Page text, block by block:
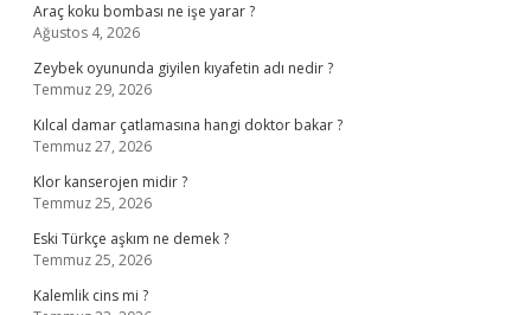
Araç koku bombası ne işe yarar ?
Ağustos 4, 2026
Zeybek oyununda giyilen kıyafetin adı nedir ?
Temmuz 29, 2026
Kılcal damar çatlamasına hangi doktor bakar ?
Temmuz 27, 2026
Klor kanserojen midir ?
Temmuz 25, 2026
Eski Türkçe aşkım ne demek ?
Temmuz 25, 2026
Kalemlik cins mi ?